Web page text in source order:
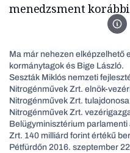
menedzsment
Ma már nehezen elképzelhető
kormánytagok és Bige László.
Seszták Miklós nemzeti
Nitrogénművek Zrt. elnök-
Nitrogénművek Zrt.
Nitrogénművek Zrt.
Belügyminisztérium
Zrt. 140 milliárd forint értékű
Pétfürdőn 2016. szeptember